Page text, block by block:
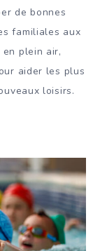
de bonnes
familiales aux
plein air,
aider les plus
loisirs.